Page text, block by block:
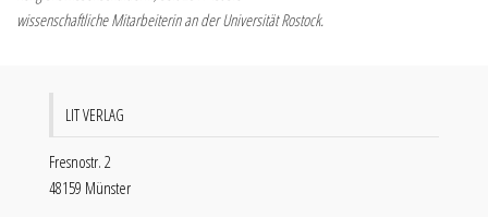
wissenschaftliche Mitarbeiterin an der Universität Rostock.
LIT VERLAG
Fresnostr. 2
48159 Münster